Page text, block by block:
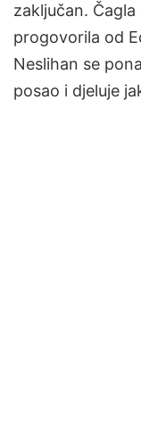
zaključan.
progovorila od
Neslihan se
posao i djeluje